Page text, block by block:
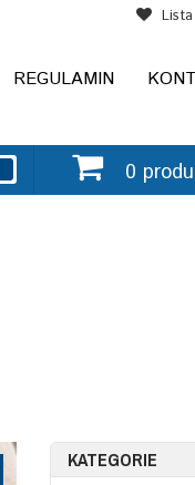
REGULAMIN
0
KATEGORIE